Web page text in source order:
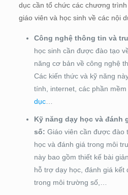
dục cần tổ chức các chương
giáo viên và học sinh về các nội
Công nghệ thông tin và
học sinh cần được đào tạo
năng cơ bản về công nghệ
Các kiến thức và kỹ năng
tính, internet, các phần mềm
dục…
Kỹ năng dạy học và đánh
số: Giáo viên cần được đào
học và đánh giá trong môi
này bao gồm thiết kế bài
hỗ trợ dạy học, đánh giá kết
trong môi trường số,…